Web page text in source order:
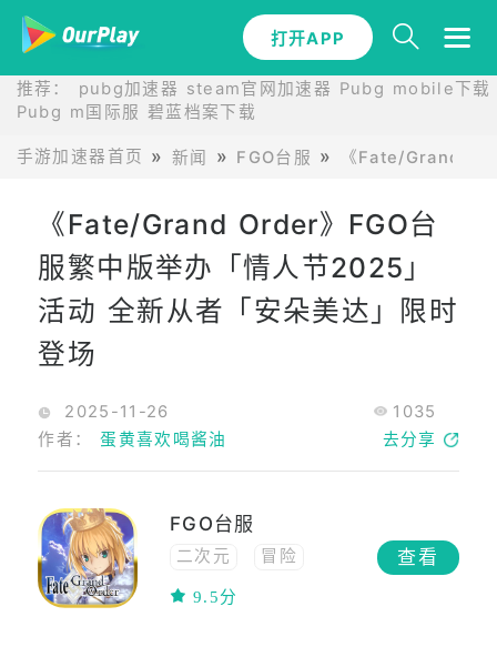
打开APP
推荐： pubg加速器 steam官网加速器 Pubg mobile下载
Pubg m国际服 碧蓝档案下载
手游加速器首页 新闻 FGO台服 《Fate/Grand
《Fate/Grand Order》FGO台
服繁中版举办「情人节2025」
活动 全新从者「安朵美达」限时
登场
2025-11-26
1035
作者：蛋黄喜欢喝酱油 去分享
FGO台服
二次元
冒险
网络工具
9.5分
查看